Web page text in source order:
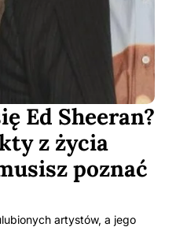
Ed Sheeran?
z życia
poznać
artystów, a jego